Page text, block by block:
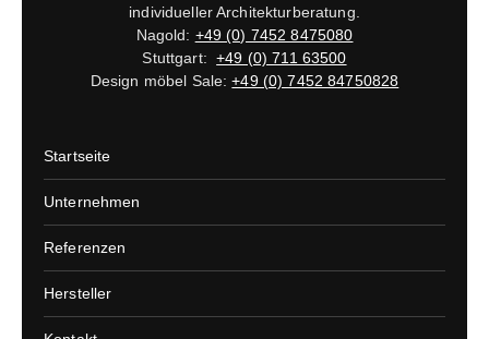
individueller Architekturberatung.
Nagold: +49 (0) 7452 8475080
Stuttgart:+49 (0) 711 63500
Design möbel Sale:+49 (0) 7452 84750828
Startseite
Unternehmen
Referenzen
Hersteller